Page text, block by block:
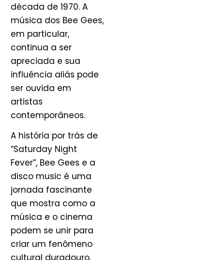
década de 1970. A
música dos Bee Gees,
em particular,
continua a ser
apreciada e sua
influência aliás pode
ser ouvida em
artistas
contemporâneos.
A história por trás de
“Saturday Night
Fever”, Bee Gees e a
disco music é uma
jornada fascinante
que mostra como a
música e o cinema
podem se unir para
criar um fenômeno